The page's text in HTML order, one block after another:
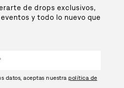
de drops exclusivos,
y todo lo nuevo que
datos, aceptas nuestra política de